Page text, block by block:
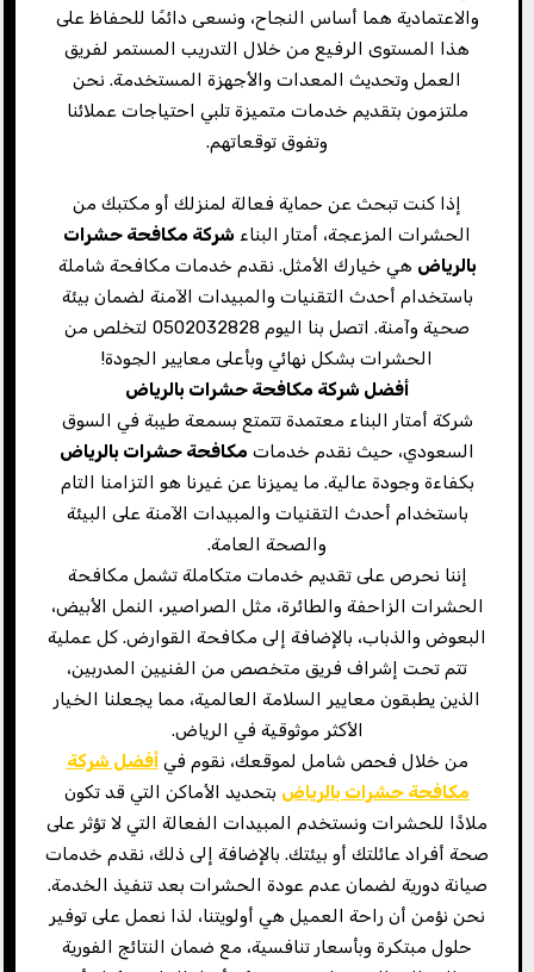
والاعتمادية هما أساس النجاح، ونسعى دائمًا للحفاظ على
هذا المستوى الرفيع من خلال التدريب المستمر لفريق
العمل وتحديث المعدات والأجهزة المستخدمة. نحن
ملتزمون بتقديم خدمات متميزة تلبي احتياجات عملائنا
وتفوق توقعاتهم.
إذا كنت تبحث عن حماية فعالة لمنزلك أو مكتبك من
الحشرات المزعجة، أمتار البناء شركة مكافحة حشرات
بالرياض هي خيارك الأمثل. نقدم خدمات مكافحة شاملة
باستخدام أحدث التقنيات والمبيدات الآمنة لضمان بيئة
صحية وآمنة. اتصل بنا اليوم 0502032828 لتخلص من
الحشرات بشكل نهائي وبأعلى معايير الجودة!
أفضل شركة مكافحة حشرات بالرياض
شركة أمتار البناء معتمدة تتمتع بسمعة طيبة في السوق
السعودي، حيث نقدم خدمات مكافحة حشرات بالرياض
بكفاءة وجودة عالية. ما يميزنا عن غيرنا هو التزامنا التام
باستخدام أحدث التقنيات والمبيدات الآمنة على البيئة
والصحة العامة.
إننا نحرص على تقديم خدمات متكاملة تشمل مكافحة
الحشرات الزاحفة والطائرة، مثل الصراصير، النمل الأبيض،
البعوض والذباب، بالإضافة إلى مكافحة القوارض. كل عملية
تتم تحت إشراف فريق متخصص من الفنيين المدربين،
الذين يطبقون معايير السلامة العالمية، مما يجعلنا الخيار
الأكثر موثوقية في الرياض.
من خلال فحص شامل لموقعك، نقوم فيأفضل شركة
مكافحة حشرات بالرياض بتحديد الأماكن التي قد تكون
ملاذًا للحشرات ونستخدم المبيدات الفعالة التي لا تؤثر على
صحة أفراد عائلتك أو بيئتك. بالإضافة إلى ذلك، نقدم خدمات
صيانة دورية لضمان عدم عودة الحشرات بعد تنفيذ الخدمة.
نحن نؤمن أن راحة العميل هي أولويتنا، لذا نعمل على توفير
حلول مبتكرة وبأسعار تنافسية، مع ضمان النتائج الفورية